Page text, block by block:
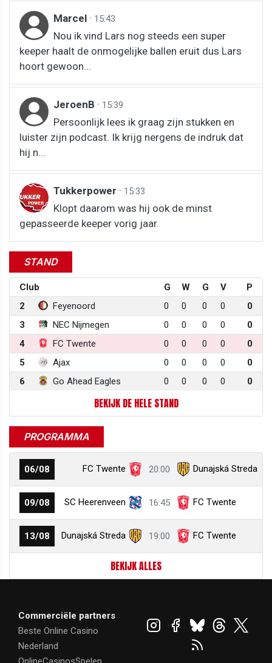
Marcel · 15:43
Nou ik vind Lars nog steeds een super
keeper haalt de onmogelijke ballen eruit dus Lars
hoort gewoon...
JeroenB · 15:39
Persoonlijk lees ik graag zijn stukken en
luister zijn podcast. Ik krijg nergens de indruk dat
hij n...
Tukkerpower · 15:33
Klopt daarom was hij ook de minst
gepasseerde keeper vorig jaar.
STAND
Club G W G V
P
2
Feyenoord 0 0 0 0
0
3
NEC Nijmegen 0 0 0 0
0
4
FC Twente 0 0 0 0
0
5
Ajax 0 0 0 0
0
6
Go Ahead Eagles 0 0 0 0 0
BEKIJK DE HELE STAND
PROGRAMMA
06/08 FC Twente 20:00 Dunajská Streda
09/08 SC Heerenveen 16:45 FC Twente
13/08 Dunajská Streda 19:00 FC Twente
BEKIJK ALLES
Commerciële partners
Beste Online Casino
Nederland